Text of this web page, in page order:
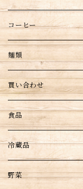
コーヒー
麺類
買い合わせ
食品
冷蔵品
野菜